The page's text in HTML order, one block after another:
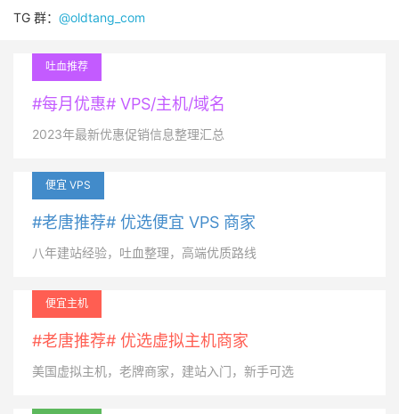
TG 群： @oldtang_com
吐血推荐
#每月优惠# VPS/主机/域名
2023年最新优惠促销信息整理汇总
便宜 VPS
#老唐推荐# 优选便宜 VPS 商家
八年建站经验，吐血整理，高端优质路线
便宜主机
#老唐推荐# 优选虚拟主机商家
美国虚拟主机，老牌商家，建站入门，新手可选